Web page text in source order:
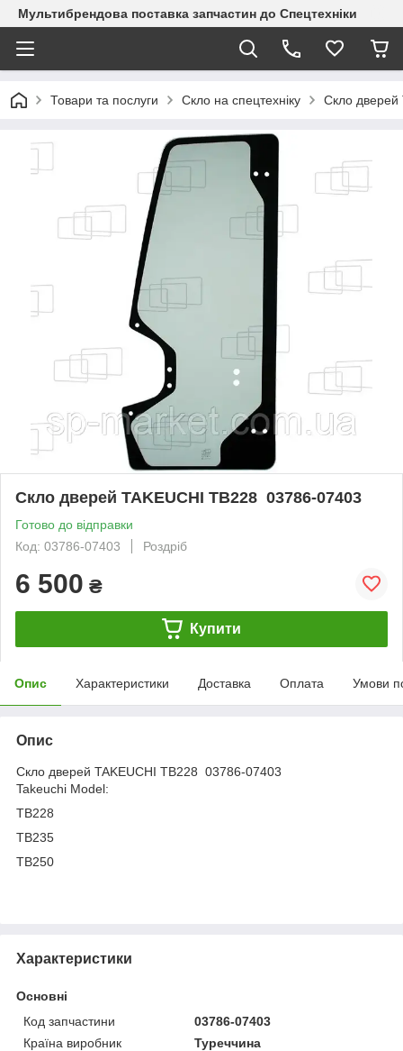
Мультибрендова поставка запчастин до Спецтехніки
Товари та послуги Скло на спецтехніку Скло
Скло дверей TAKEUCHI TB228 03786-07403
Готово до відправки
Код: 03786-07403
Роздріб
6 500 ₴
Купити
Опис Характеристики Доставка Оплата Умови
Опис
Скло дверей TAKEUCHI TB228 03786-07403
Takeuchi Model:
TB228
TB235
TB250
Характеристики
Основні
Код запчастини
03786-07403
Країна виробник
Туреччина